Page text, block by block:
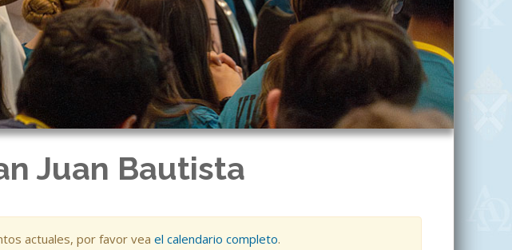
Juan Bautista
actuales, por favor vea el calendario completo.